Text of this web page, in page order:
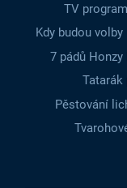
TV program
Kdy budou volby
7 pádů Honzy
Tatarák
Pěstování